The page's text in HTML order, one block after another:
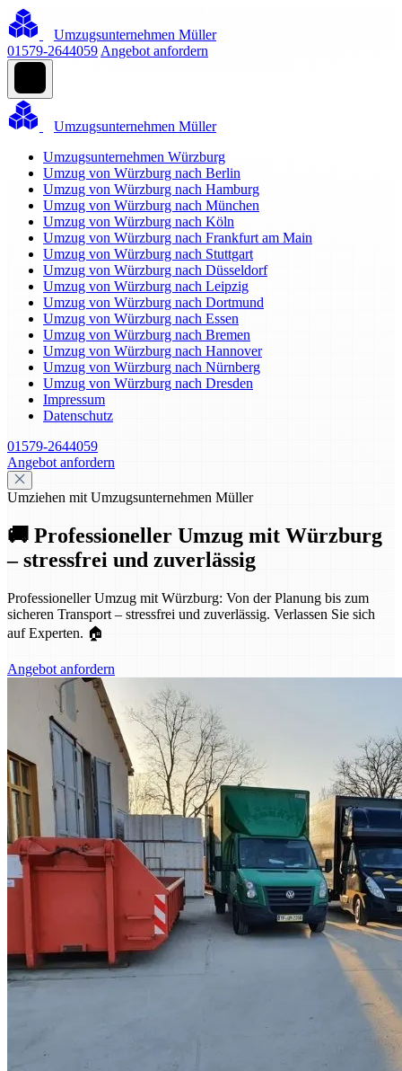
Umzugsunternehmen Müller
01579-2644059 Angebot anfordern
Umzugsunternehmen Müller
Umzugsunternehmen Würzburg
Umzug von Würzburg nach Berlin
Umzug von Würzburg nach Hamburg
Umzug von Würzburg nach München
Umzug von Würzburg nach Köln
Umzug von Würzburg nach Frankfurt am Main
Umzug von Würzburg nach Stuttgart
Umzug von Würzburg nach Düsseldorf
Umzug von Würzburg nach Leipzig
Umzug von Würzburg nach Dortmund
Umzug von Würzburg nach Essen
Umzug von Würzburg nach Bremen
Umzug von Würzburg nach Hannover
Umzug von Würzburg nach Nürnberg
Umzug von Würzburg nach Dresden
Impressum
Datenschutz
01579-2644059
Angebot anfordern
Umziehen mit Umzugsunternehmen Müller
🚚 Professioneller Umzug mit Würzburg
– stressfrei und zuverlässig
Professioneller Umzug mit Würzburg: Von der Planung bis zum
sicheren Transport – stressfrei und zuverlässig. Verlassen Sie sich
auf Experten. 🏠
Angebot anfordern